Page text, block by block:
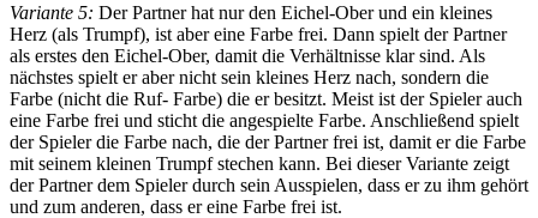
Variante 5: Der Partner hat nur den Eichel-Ober und ein kleines
Herz (als Trumpf), ist aber eine Farbe frei. Dann spielt der Partner
als erstes den Eichel-Ober, damit die Verhältnisse klar sind. Als
nächstes spielt er aber nicht sein kleines Herz nach, sondern die
Farbe (nicht die Ruf- Farbe) die er besitzt. Meist ist der Spieler auch
eine Farbe frei und sticht die angespielte Farbe. Anschließend spielt
der Spieler die Farbe nach, die der Partner frei ist, damit er die Farbe
mit seinem kleinen Trumpf stechen kann. Bei dieser Variante zeigt
der Partner dem Spieler durch sein Ausspielen, dass er zu ihm gehört
und zum anderen, dass er eine Farbe frei ist.